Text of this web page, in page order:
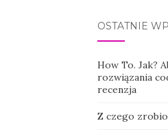
OSTATNIE
How To. Jak?
rozwiązania
recenzja
Z czego